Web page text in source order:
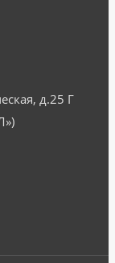
д.25 Г